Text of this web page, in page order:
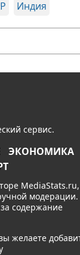
Индия
сервис.
ЭКОНОМИКА
MediaStats.ru,
модерации.
содержание
желаете